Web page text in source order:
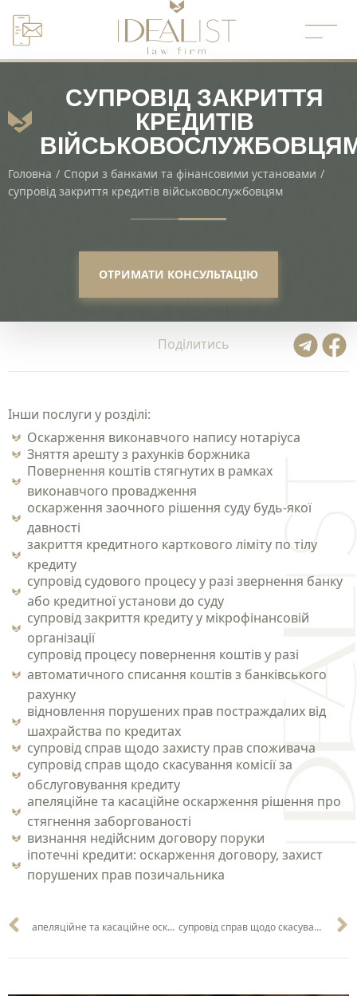
Перейти
до
СУПРОВІД ЗАКРИТТЯ
КРЕДИТІВ
Головна / Спори з банками та фінансовими установами /
супровід закриття кредитів військовослужбовцям
ОТРИМАТИ КОНСУЛЬТАЦІЮ
Поділитись
Інши послуги у розділі:
Оскарження виконавчого напису нотаріуса
Зняття арешту з рахунків боржника
Повернення коштів стягнутих в рамках
виконавчого провадження
оскарження заочного рішення суду будь-якої
давності
закриття кредитного карткового ліміту по тілу
кредиту
супровід судового процесу у разі звернення банку
або кредитної установи до суду
супровід закриття кредиту у мікрофінансовій
організації
супровід процесу повернення коштів у разі
автоматичного списання коштів з банківського
рахунку
відновлення порушених прав постраждалих від
шахрайства по кредитах
супровід справ щодо захисту прав споживача
супровід справ щодо скасування комісії за
обслуговування кредиту
апеляційне та касаційне оскарження рішення про
стягнення заборгованості
визнання недійсним договору поруки
іпотечні кредити: оскарження договору, захист
порушених прав позичальника
апеляційне та касаційне оскарження рішення про стягнення заборгованості супровід справ щодо скасування комісії за обслуговування кредиту